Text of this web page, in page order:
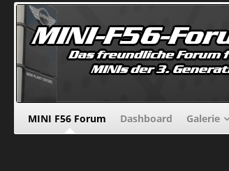
MINI F56 Forum Dashboard Galerie